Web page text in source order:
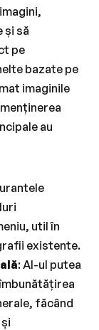
și să
pe
bazate pe
imaginile
au
util în
existente.
: AI-ul putea
făcând